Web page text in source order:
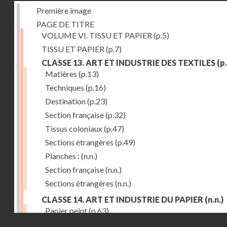
Première image
PAGE DE TITRE
VOLUME VI. TISSU ET PAPIER (p.5)
TISSU ET PAPIER (p.7)
CLASSE 13. ART ET INDUSTRIE DES TEXTILES
Matières (p.13)
Techniques (p.16)
Destination(p.23)
Section française(p.32)
Tissus coloniaux(p.47)
Sections étrangères (p.49)
Planches : (n.n.)
Section française(n.n.)
Sections étrangères (n.n.)
CLASSE 14. ART ET INDUSTRIE DU PAPIER (n.n.)
Papier peint(p.63)